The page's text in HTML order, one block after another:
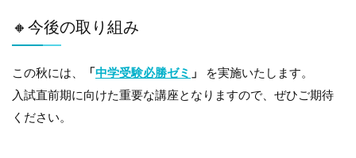
🔸今後の取り組み
この秋には、 「中学受験必勝ゼミ 」
を実施いたします。
入試直前期に向けた重要な講座となりますので、ぜひご期待
ください。